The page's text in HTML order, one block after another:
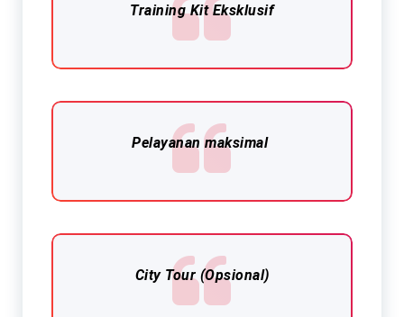
Training Kit Eksklusif​
Pelayanan maksimal
City Tour (Opsional)